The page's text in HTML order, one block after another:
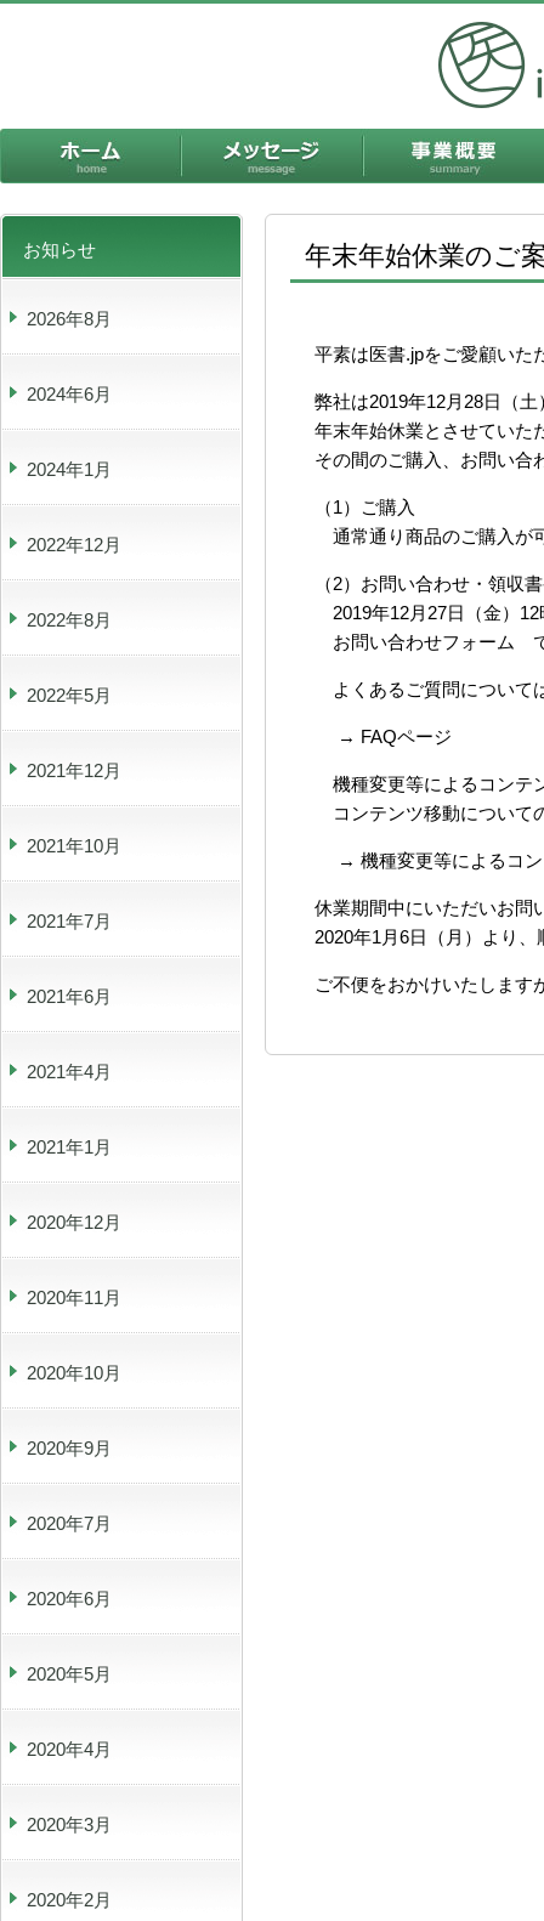
ホーム メッセージ
お知らせ
2026年8月
2024年6月
2024年1月
2022年12月
2022年8月
2022年5月
2021年12月
2021年10月
2021年7月
2021年6月
2021年4月
2021年1月
2020年12月
2020年11月
2020年10月
2020年9月
2020年7月
2020年6月
2020年5月
2020年4月
2020年3月
2020年2月
年末年始休業のご
平素は医書.jpをご愛顧いた
弊社は2019年12月28日（
年末年始休業とさせていた
その間のご購入、お問い合
（1）ご購入
通常通り商品のご購入が
（2）お問い合わせ・領収
2019年12月27日（金）
お問い合わせフォーム
よくあるご質問について
→ FAQページ
機種変更等によるコンテ
コンテンツ移動について
→ 機種変更等によるコン
休業期間中にいただいお問
2020年1月6日（月）より
ご不便をおかけいたします